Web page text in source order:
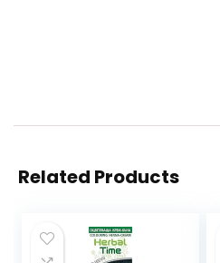
Related Products